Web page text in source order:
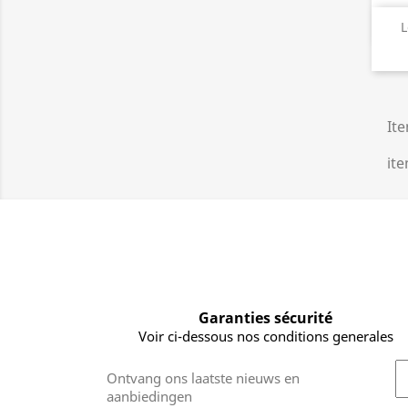
Garanties sécurité
Voir ci-dessous nos conditions generales
Ontvang ons laatste nieuws en
aanbiedingen